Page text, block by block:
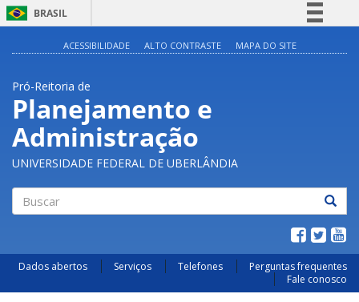
BRASIL
Acesso à informação
ACESSIBILIDADE ALTO CONTRASTE MAPA DO SITE
Pró-Reitoria de
Planejamento e
Administração
UNIVERSIDADE FEDERAL DE UBERLÂNDIA
Dados abertos Serviços Telefones
Perguntas frequentes
Fale conosco